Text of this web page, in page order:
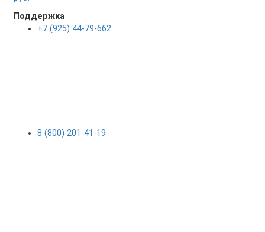
Поддержка
+7 (925) 44-79-662
8 (800) 201-41-19